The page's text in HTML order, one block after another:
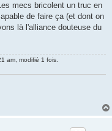
mecs bricolent un truc en
de faire ça (et dont on
là l'alliance douteuse du
am, modifié 1 fois.